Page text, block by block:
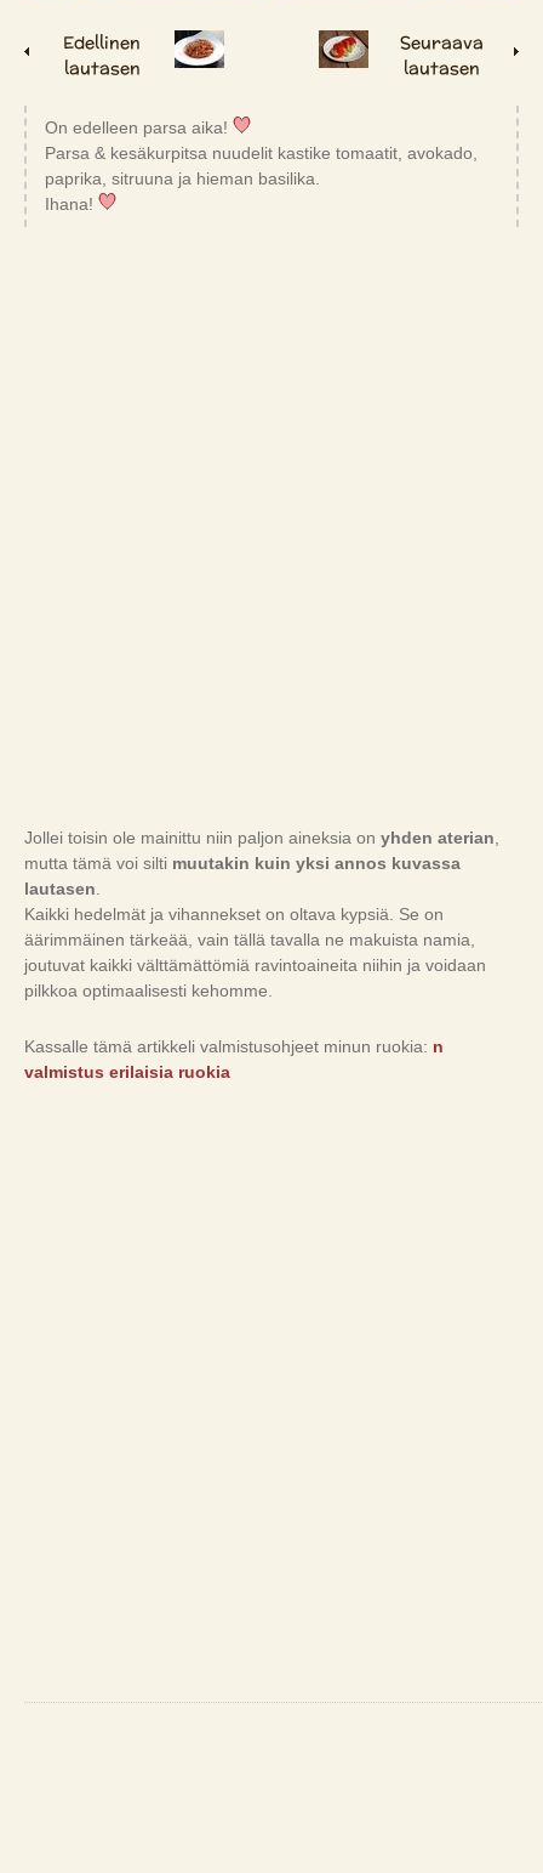
Edellinen
lautasen
Seuraava
lautasen
On edelleen parsa aika!
Parsa & kesäkurpitsa nuudelit kastike tomaatit, avokado,
paprika, sitruuna ja hieman basilika.
Ihana!
Jollei toisin ole mainittu niin paljon aineksia on yhden aterian
mutta tämä voi silti muutakin kuin yksi annos kuvassa
lautasen
Kaikki hedelmät ja vihannekset on oltava kypsiä. Se on
äärimmäinen tärkeää, vain tällä tavalla ne makuista namia,
joutuvat kaikki välttämättömiä ravintoaineita niihin ja voidaan
pilkkoa optimaalisesti kehomme.
Kassalle tämä artikkeli valmistusohjeet minun ruokia: n
valmistus erilaisia ruokia